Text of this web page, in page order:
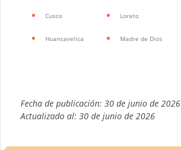
Cusco
Huancavelica
Loreto
Madre de Dios
Fecha de publicación: 30 de junio de 2026
Actualizado al: 30 de junio de 2026